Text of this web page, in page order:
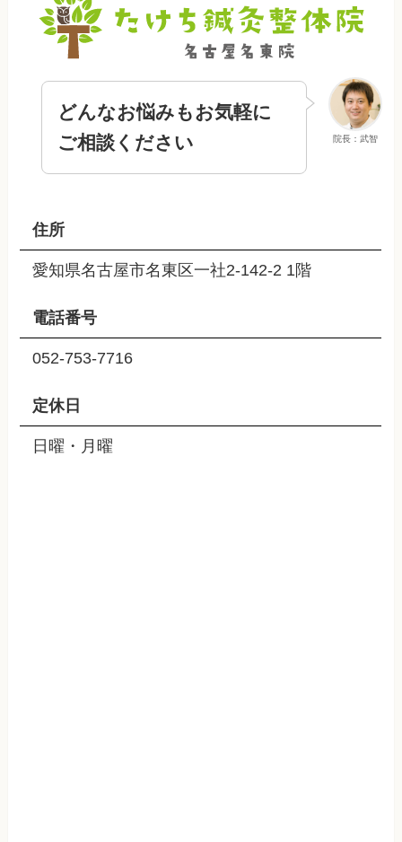
院長：武智
どんなお悩みもお気軽に
ご相談ください
住所
愛知県名古屋市名東区一社2-142-2 1階
電話番号
052-753-7716
定休日
日曜・月曜